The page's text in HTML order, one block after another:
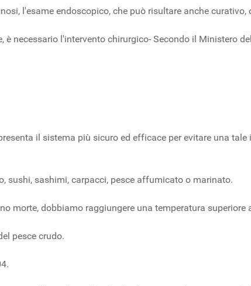
l'esame endoscopico, che può risultare anche
necessario l'intervento chirurgico- Secondo il Ministero
il sistema più sicuro ed efficace per evitare una tale
sushi, sashimi, carpacci, pesce affumicato o marinato.
morte, dobbiamo raggiungere una temperatura superiore
pesce crudo.